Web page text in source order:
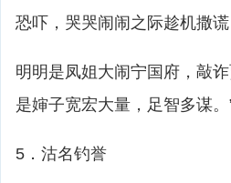
恐吓，哭哭闹闹之际趁机撒谎
明明是凤姐大闹宁国府，敲
是婶子宽宏大量，足智多谋。
5．沽名钓誉